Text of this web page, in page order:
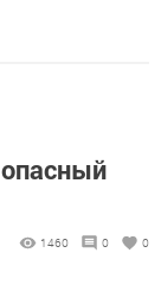
1460 0 0